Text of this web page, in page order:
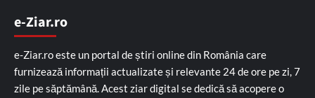
e-Ziar.ro
e-Ziar.ro este un portal de știri online din România care
furnizează informații actualizate și relevante 24 de ore pe zi, 7
zile pe săptămână. Acest ziar digital se dedică să acopere o